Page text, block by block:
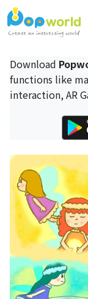
Download
functions like
interaction, AR